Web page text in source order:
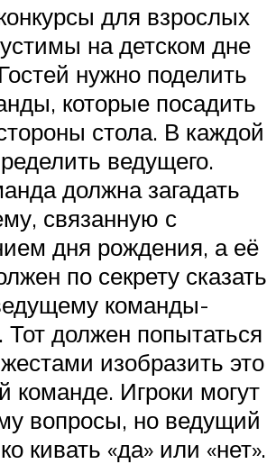
для взрослых
на детском дне
нужно поделить
которые посадить
стола. В каждой
ведущего.
должна загадать
связанную с
дня рождения, а её
по секрету сказать
команды-
должен попытаться
изобразить это
команде. Игроки могут
вопросы, но ведущий
кивать «да» или «нет».